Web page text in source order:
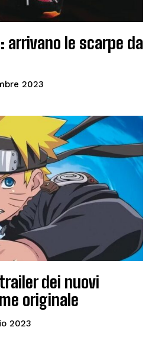
arrivano le scarpe da
2023
dei nuovi
originale
2023